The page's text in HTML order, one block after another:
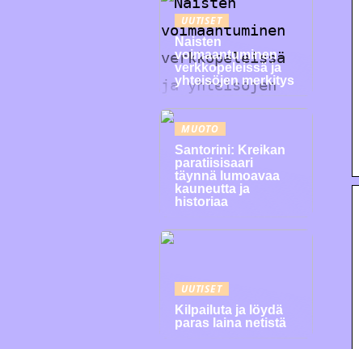
UUTISET
Naisten
voimaantuminen
verkkopeleissä ja
yhteisöjen merkitys
MUOTO
Santorini: Kreikan
paratiisisaari
täynnä lumoavaa
kauneutta ja
historiaa
UUTISET
Kilpailuta ja löydä
paras laina netistä